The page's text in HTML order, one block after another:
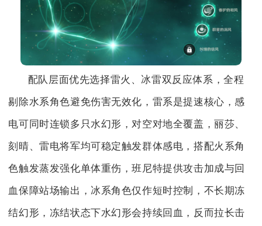
配队层面优先选择雷火、冰雷双反应体系，全程
剔除水系角色避免伤害无效化，雷系是提速核心，感
电可同时连锁多只水幻形，对空对地全覆盖，丽莎、
刻晴、雷电将军均可稳定触发群体感电，搭配火系角
色触发蒸发强化单体重伤，班尼特提供攻击加成与回
血保障站场输出，冰系角色仅作短时控制，不长期冻
结幻形，冻结状态下水幻形会持续回血，反而拉长击